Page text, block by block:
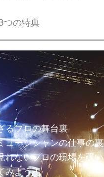
つの特典
るプロの舞台裏
ュージシャンの仕事の裏
れないプロの現場を覗い
みよう！